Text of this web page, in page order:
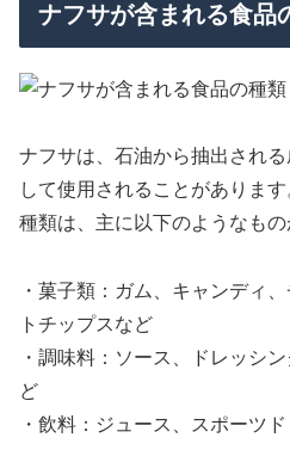
ナフサが含まれる食品
ナフサは、石油から抽出され
して使用されることがありま
種類は、主に以下のようなもの
・菓子類：ガム、キャンディ
トチップスなど
・調味料：ソース、ドレッシ
ど
・飲料：ジュース、スポーツ